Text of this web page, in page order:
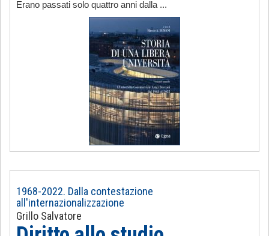
Erano passati solo quattro anni dalla ...
1968-2022. Dalla contestazione
all'internazionalizzazione
Grillo Salvatore